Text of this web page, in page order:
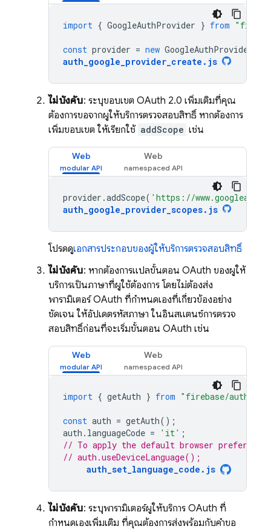
import { GoogleAuthProvider } from
const provider = new GoogleAuthProvider
auth_google_provider_create . js
ไม่บังคับ: ระบุขอบเขต OAuth 2.0 เพิ่มเติมที่คุณ
ต้องการขอจากผู้ให้บริการตรวจสอบสิทธิ์ หากต้องการ
เพิ่มขอบเขต ให้เรียกใช้ addScope เช่น
Web Web
provider .addScope( 'https://
auth_google_provider_scopes. js
โปรดดูเอกสารประกอบของผู้ให้บริการตรวจสอบสิทธิ์
ไม่บังคับ: หากต้องการแปลขั้นตอน OAuth ของผู้ให้
บริการเป็นภาษาที่ผู้ใช้ต้องการ โดยไม่ต้องส่ง
พารามิเตอร์ OAuth ที่กำหนดเองที่เกี่ยวข้องอย่าง
ชัดเจน ให้อัปเดตรหัสภาษา ในอินสแตนซ์การตรวจ
สอบสิทธิ์ก่อนที่จะเริ่มขั้นตอน OAuth เช่น
Web Web
import { getAuth } from "firebase/auth"
const auth = getAuth();
auth . languageCode = 'it' ;
// To apply the default browser
// auth.useDeviceLanguage();
auth_set_language_code.js
ไม่บังคับ: ระบุพารามิเตอร์ผู้ให้บริการ OAuth ที่
กำหนดเองเพิ่มเติม ที่คุณต้องการส่งพร้อมกับคำขอ